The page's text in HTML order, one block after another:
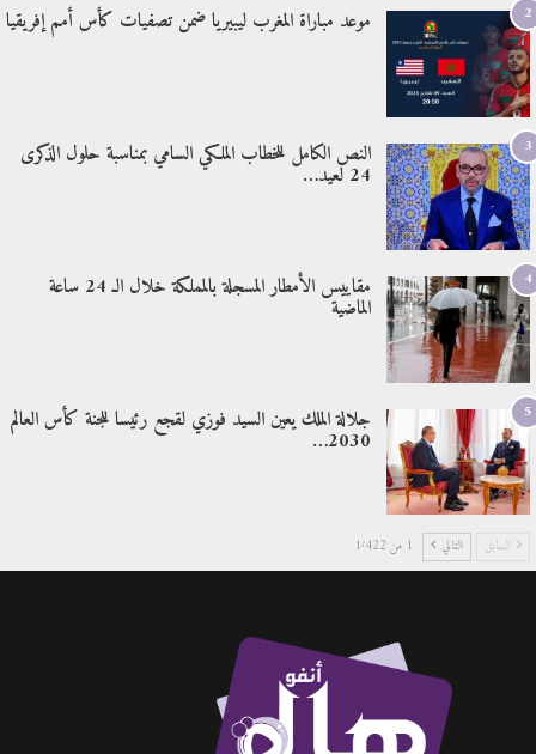
2 موعد مباراة المغرب ليبيريا ضمن تصفيات كأس أمم إفريقيا
3 النص الكامل للخطاب الملكي السامي بمناسبة حلول الذكرى
24 لعيد…
4 مقاييس الأمطار المسجلة بالمملكة خلال الـ 24 ساعة
الماضية
5 جلالة الملك يعين السيد فوزي لقجع رئيسا للجنة كأس العالم
2030…
السابق التالي 1 من 1٬422